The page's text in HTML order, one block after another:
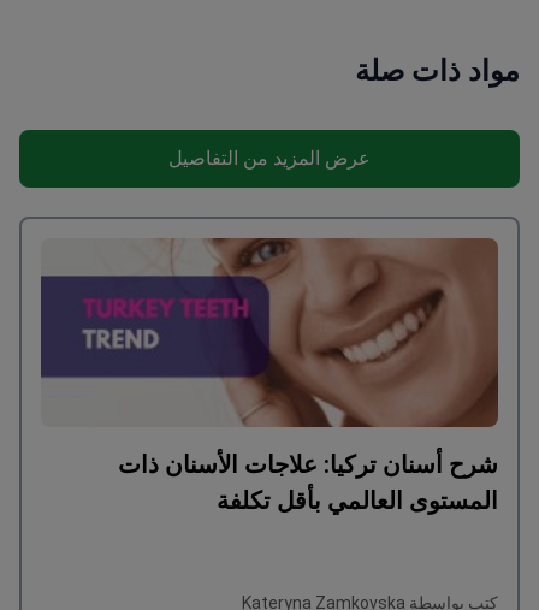
مواد ذات صلة
عرض المزيد من التفاصيل
شرح أسنان تركيا: علاجات الأسنان ذات
المستوى العالمي بأقل تكلفة
كتب بواسطة Kateryna Zamkovska